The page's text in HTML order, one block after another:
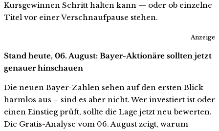
Kursgewinnen Schritt halten kann — oder ob einzelne
Titel vor einer Verschnaufpause stehen.
Anzeige
Stand heute, 06. August: Bayer-Aktionäre sollten jetzt
genauer hinschauen
Die neuen Bayer-Zahlen sehen auf den ersten Blick
harmlos aus – sind es aber nicht. Wer investiert ist oder
einen Einstieg prüft, sollte die Lage jetzt neu bewerten.
Die Gratis-Analyse vom 06. August zeigt, warum